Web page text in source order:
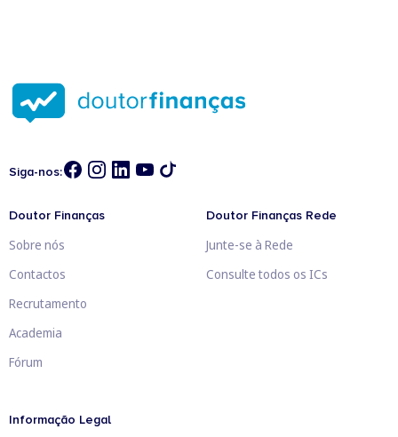
Siga-nos:
Doutor Finanças
Sobre nós
Contactos
Recrutamento
Academia
Fórum
Doutor Finanças Rede
Junte-se à Rede
Consulte todos os ICs
Informação Legal